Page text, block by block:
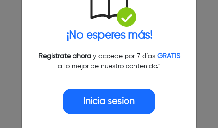
¡No esperes más!
Regístrate ahoray accede por 7 días GRATIS
a lo mejor de nuestro contenido."
Inicia sesión